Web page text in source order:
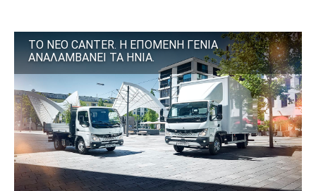
ΤΟ ΝΕΟ CANTER. Η ΕΠΟΜΕΝΗ ΓΕΝΙΑ
ΑΝΑΛΑΜΒΑΝΕΙ ΤΑ ΗΝΙΑ.